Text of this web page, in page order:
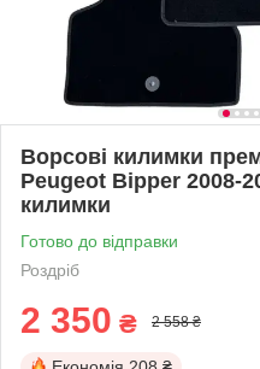
Ворсові килимки
Peugeot Bipper 2008-
килимки
Готово до відправки
Роздріб
2 350 ₴ 2 558 ₴